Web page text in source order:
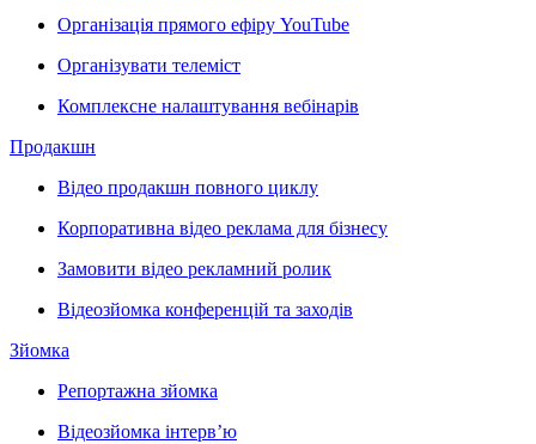
Організація прямого ефіру YouTube
Організувати телеміст
Комплексне налаштування вебінарів
Продакшн
Відео продакшн повного циклу
Корпоративна відео реклама для бізнесу
Замовити відео рекламний ролик
Відеозйомка конференцій та заходів
Зйомка
Репортажна зйомка
Відеозйомка інтерв’ю